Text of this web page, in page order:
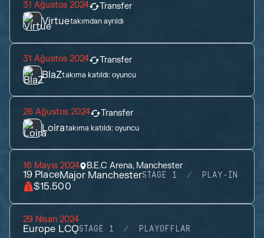
31 Ağustos 2024 Transfer
Virtuetakımdan ayrıldı
31 Ağustos 2024 Transfer
BlaZtakıma katıldı: oyuncu
26 Ağustos 2024 Transfer
Loiratakıma katıldı:oyuncu
16 Mayıs 2024 B.E.C Arena, Manchester
19 PlaceMajor ManchesterSTAGE 1 PLAY-IN
$15.500
29 Nisan 2024
Europe LCQSTAGE 1 PLAYOFFLAR